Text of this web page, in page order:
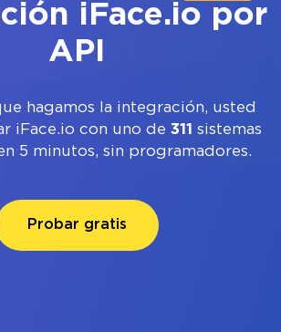
iFace.io por
API
hagamos la integración, usted
iFace.io con uno de 311 sistemas
5 minutos, sin programadores.
Probar gratis